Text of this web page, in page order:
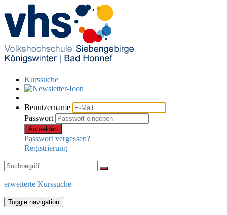
Kurssuche
Benutzername
Passwort
Anmelden
Passwort vergessen?
Registrierung
erweiterte Kurssuche
Toggle navigation